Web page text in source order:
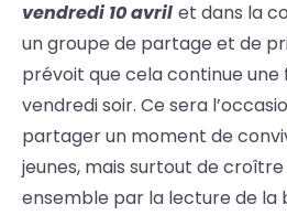
vendredi 10 avril et dans la
un groupe de partage et de
prévoit que cela continue une
vendredi soir. Ce sera
partager un moment de
jeunes, mais surtout de
ensemble par la lecture de la